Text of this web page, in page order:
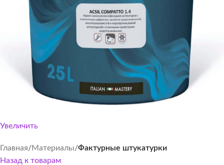
Увеличить
Главная Материалы Фактурные штукатурки
Назад к товарам